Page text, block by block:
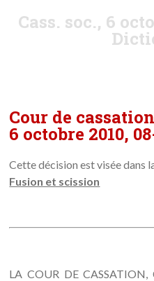
Cass. soc., 6
Cour de
6 octobre 2010,
Cette décision est visée dans
Fusion et scission
LA COUR DE CASSATION,